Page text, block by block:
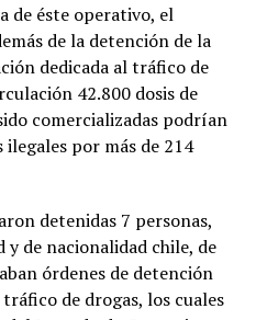
de éste operativo, el
de la detención de la
dedicada al tráfico de
42.800 dosis de
comercializadas podrían
por más de 214
detenidas 7 personas,
y de nacionalidad chile, de
órdenes de detención
de drogas, los cuales